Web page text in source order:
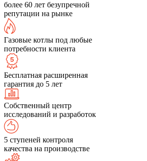
более 60 лет безупречной
репутации на рынке
Газовые котлы под любые
потребности клиента
Бесплатная расширенная
гарантия до 5 лет
Собственный центр
исследований и разработок
5 ступеней контроля
качества на производстве